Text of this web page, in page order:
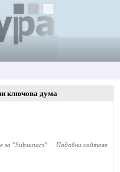
ключова дума
за "Subsunacs" Подобни сайтове